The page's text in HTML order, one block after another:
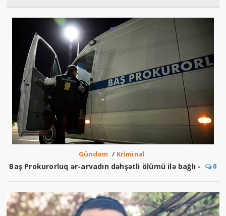
Gündəm / Kriminal
Baş Prokurorluq ər-arvadın dəhşətli ölümü ilə bağlı - 0